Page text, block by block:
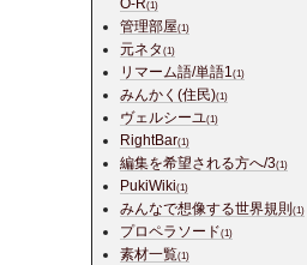
(1)
管理部屋(1)
元ネタ (1)
リマーム語/単語1 (1)
みんかく(住民)(1)
ヴェルシーユ (1)
RightBar(1)
編集を希望される方へ/3(1)
PukiWiki(1)
みんなで想像する世界規則(1)
プロペラソード(1)
素材一覧(1)